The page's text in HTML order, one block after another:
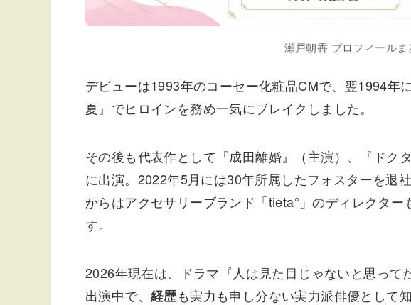
瀬戸朝香 プロフィールま
デビューは1993年のコーセー化粧品CMで、翌1994年
夏』でヒロインを務め一気にブレイクしました。
その後も代表作として『成田離婚』（主演）、『ドク
に出演。2022年5月には30年所属したフォスターを退
からはアクセサリーブランド「tieta°」のディレクタ
す。
2026年現在は、ドラマ『人は見た目じゃないと思って
出演中で、 経歴も実力も申し分ない実力派俳優として